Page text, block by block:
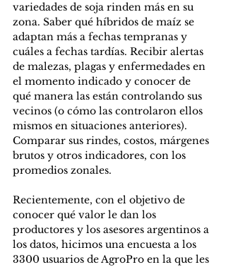
variedades de soja rinden más en su
zona. Saber qué híbridos de maíz se
adaptan más a fechas tempranas y
cuáles a fechas tardías. Recibir alertas
de malezas, plagas y enfermedades en
el momento indicado y conocer de
qué manera las están controlando sus
vecinos (o cómo las controlaron ellos
mismos en situaciones anteriores).
Comparar sus rindes, costos, márgenes
brutos y otros indicadores, con los
promedios zonales.
Recientemente, con el objetivo de
conocer qué valor le dan los
productores y los asesores argentinos a
los datos, hicimos una encuesta a los
3300 usuarios de AgroPro en la que les